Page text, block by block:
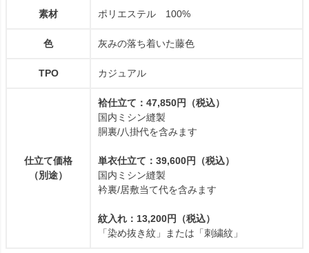
素材 ポリエステル 100%
色 灰みの落ち着いた藤色
TPO カジュアル
仕立て価格
（別途）
袷仕立て：47,850円（税込）
国内ミシン縫製
胴裏/八掛代を含みます
単衣仕立て：39,600円（税込）
国内ミシン縫製
衿裏/居敷当て代を含みます
紋入れ：13,200円（税込）
「染め抜き紋」または「刺繍紋」